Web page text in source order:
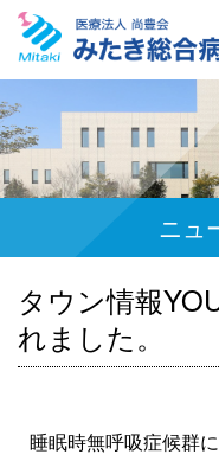
ニュ
タウン情報
れました。
睡眠時無呼吸症候群